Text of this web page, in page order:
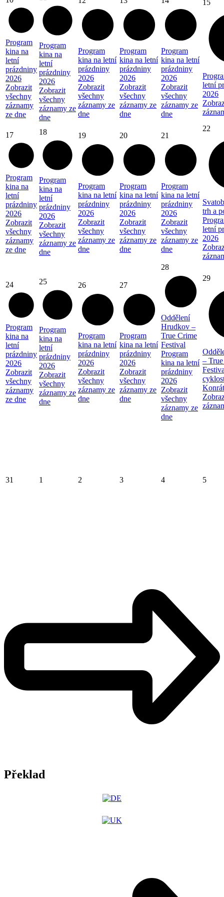
Program
kina na
letní
prázdniny
2026
Zobrazit
všechny
záznamy
ze dne
Program
kina na
letní
prázdniny
2026
Zobrazit
všechny
záznamy ze
dne
Program
kina na letní
prázdniny
2026
Zobrazit
všechny
záznamy ze
dne
Program
kina na letní
prázdniny
2026
Zobrazit
všechny
záznamy ze
dne
Program
kina na letní
prázdniny
2026
Zobrazit
všechny
záznamy ze
dne
15
letní
2026
17
Program
kina na
letní
prázdniny
2026
Zobrazit
všechny
záznamy
ze dne
18
Program
kina na
letní
prázdniny
2026
Zobrazit
všechny
záznamy ze
dne
19
Program
kina na letní
prázdniny
2026
Zobrazit
všechny
záznamy ze
dne
20
Program
kina na letní
prázdniny
2026
Zobrazit
všechny
záznamy ze
dne
21
Program
kina na letní
prázdniny
2026
Zobrazit
všechny
záznamy ze
dne
22
trh a
letní
2026
24
Program
kina na
letní
prázdniny
2026
Zobrazit
všechny
záznamy
ze dne
25
Program
kina na
letní
prázdniny
2026
Zobrazit
všechny
záznamy ze
dne
26
Program
kina na letní
prázdniny
2026
Zobrazit
všechny
záznamy ze
dne
27
Program
kina na letní
prázdniny
2026
Zobrazit
všechny
záznamy ze
dne
28
Oddělení
Hrudkov –
True Crime
Festival
Program
kina na letní
prázdniny
2026
Zobrazit
všechny
záznamy ze
dne
29
–
31 1 2 3 4 5
Překlad